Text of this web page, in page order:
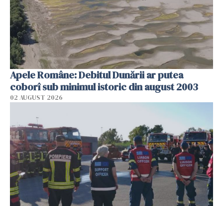
Apele Române: Debitul Dunării ar putea
coborî sub minimul istoric din august 2003
02 AUGUST 2026